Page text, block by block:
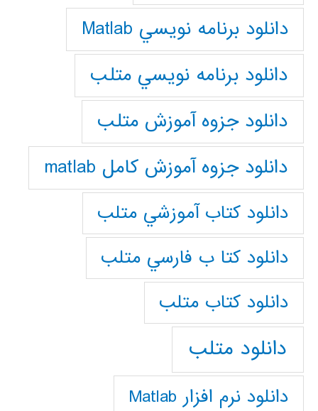
دانلود برنامه نويسي Matlab
دانلود برنامه نويسي متلب
دانلود جزوه آموزش متلب
دانلود جزوه آموزش کامل matlab
دانلود كتاب آموزشي متلب
دانلود كتا ب فارسي متلب
دانلود كتاب متلب
دانلود متلب
دانلود نرم افزار Matlab